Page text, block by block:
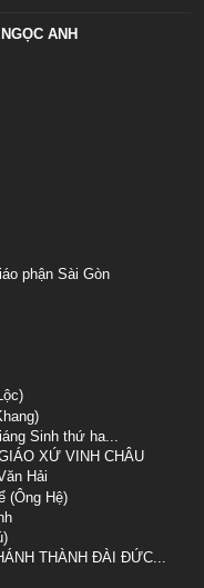
ANH
phận Sài Gòn
Sinh thứ ha...
XỨ VINH CHÂU
Hải
(Ông Hệ)
THÀNH ĐÀI ĐỨC...